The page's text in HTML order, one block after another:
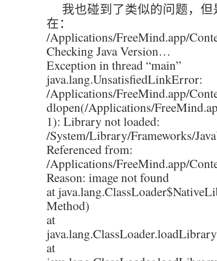
我也碰到了类似的问题，
在：
/Applications/FreeMind.app/
Checking Java Version…
Exception in thread “main”
java.lang.UnsatisfiedLinkError:
/Applications/FreeMind.app/
dlopen(/Applications/
1): Library not loaded:
/System/Library/Frameworks/
Referenced from:
/Applications/FreeMind.app/
Reason: image not found
at
Method)
at
at